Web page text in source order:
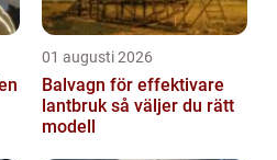
01 augusti 2026
Balvagn för effektivare
lantbruk så väljer du rätt
modell